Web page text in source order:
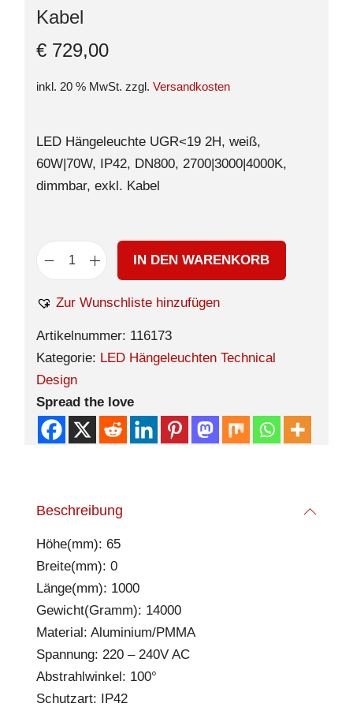
Kabel
€ 729,00
inkl. 20 % MwSt. zzgl. Versandkosten
LED Hängeleuchte UGR<19 2H, weiß,
60W|70W, IP42, DN800, 2700|3000|4000K,
dimmbar, exkl. Kabel
IN DEN WARENKORB
Zur Wunschliste hinzufügen
Artikelnummer: 116173
Kategorie: LED Hängeleuchten Technical
Design
Spread the love
Beschreibung
Höhe(mm): 65
Breite(mm): 0
Länge(mm): 1000
Gewicht(Gramm): 14000
Material: Aluminium/PMMA
Spannung: 220 – 240V AC
Abstrahlwinkel: 100°
Schutzart: IP42